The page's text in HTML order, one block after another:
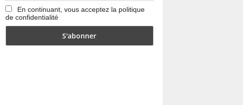
En continuant, vous acceptez la politique
de confidentialité